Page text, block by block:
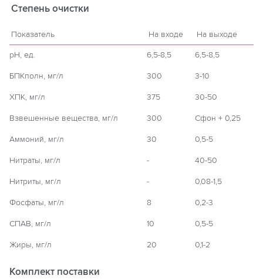
Степень очистки
Показатель На входе На выходе
рН, ед. 6,5-8,5 6,5-8,5
БПКполн, мг/л 300 3-10
ХПК, мг/л 375 30-50
Взвешенные вещества, мг/л 300 Сфон + 0,25
Аммоний, мг/л 30 0,5-5
Нитраты, мг/л - 40-50
Нитриты, мг/л - 0,08-1,5
Фосфаты, мг/л 8 0,2-3
СПАВ, мг/л 10 0,5-5
Жиры, мг/л 20 0,1-2
Комплект поставки